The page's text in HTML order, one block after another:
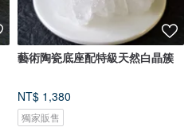
藝術陶瓷底座配特級天然白晶簇
NT$ 1,380
獨家販售